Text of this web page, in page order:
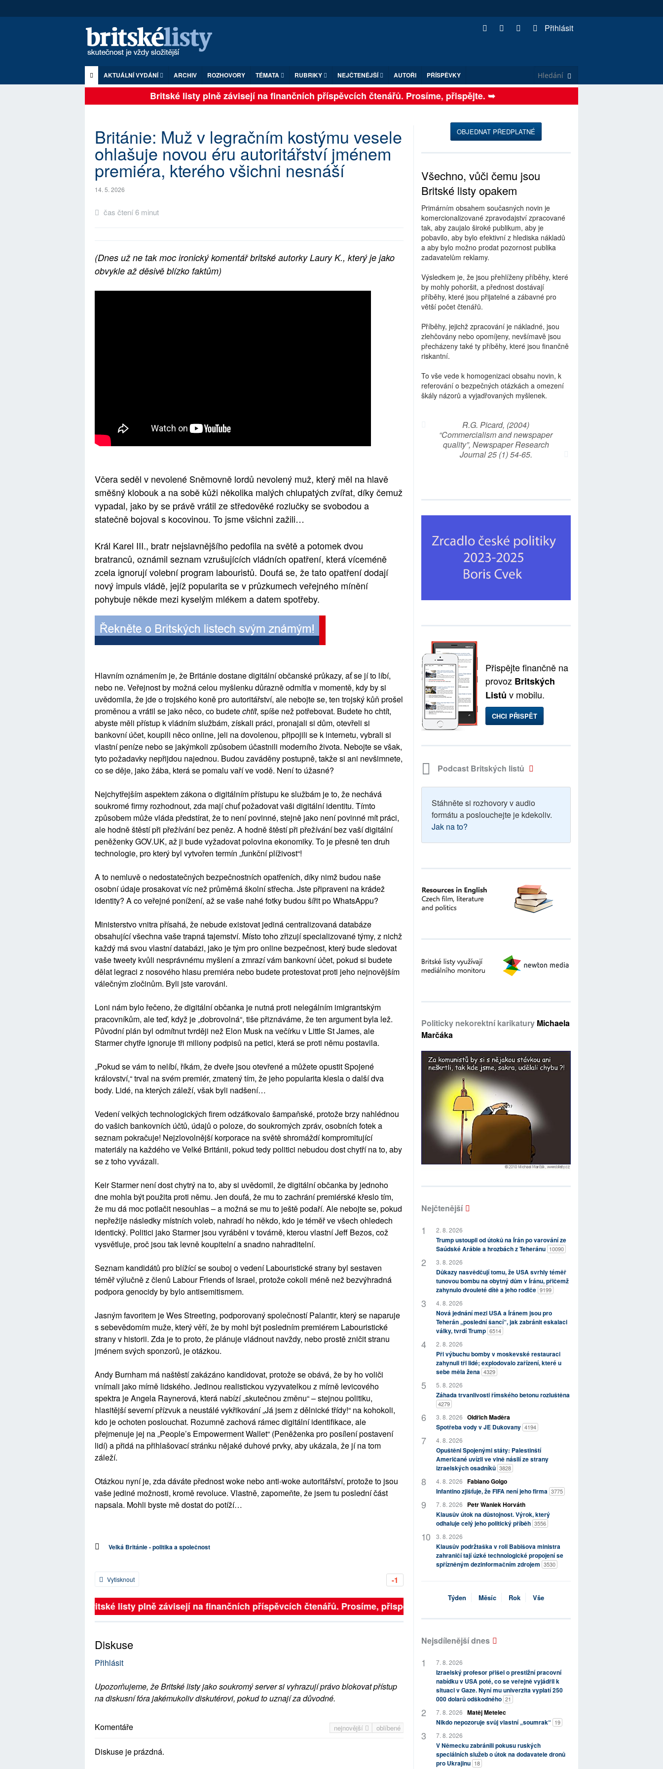
Přihlásit
AKTUÁLNÍ VYDÁNÍ ARCHIV ROZHOVORY TÉMATA RUBRIKY NEJČTENĚJŠÍ AUTOŘI PŘÍSPĚVKY
Britské listy plně závisejí na finančních příspěvcích čtenářů. Prosíme, přispějte. ➥
Británie: Muž v legračním kostýmu vesele
ohlašuje novou éru autoritářství jménem
premiéra, kterého všichni nesnáší
14. 5. 2026
čas čtení 6 minut
(Dnes už ne tak moc ironický komentář britské autorky Laury K., který je jako
obvykle až děsivě blízko faktům)
Včera seděl v nevolené Sněmovně lordů nevolený muž, který měl na hlavě
směšný klobouk a na sobě kůži několika malých chlupatých zvířat, díky čemuž
vypadal, jako by se právě vrátil ze středověké rozlučky se svobodou a
statečně bojoval s kocovinou. To jsme všichni zažili…
Král Karel III., bratr nejslavnějšího pedofila na světě a potomek dvou
bratranců, oznámil seznam vzrušujících vládních opatření, která víceméně
zcela ignorují volební program labouristů. Doufá se, že tato opatření dodají
nový impuls vládě, jejíž popularita se v průzkumech veřejného mínění
pohybuje někde mezi kyselým mlékem a datem spotřeby.
Hlavním oznámením je, že Británie dostane digitální občanské průkazy, ať se jí to líbí,
nebo ne. Veřejnost by možná celou myšlenku důrazně odmítla v momentě, kdy by si
uvědomila, že jde o trojského koně pro autoritářství, ale nebojte se, ten trojský kůň prošel
proměnou a vrátil se jako něco, co budetechtít, spíše než potřebovat. Budete ho chtít,
abyste měli přístup k vládním službám, získali práci, pronajali si dům, otevřeli si
bankovní účet, koupili něco online, jeli na dovolenou, připojili se k internetu, vybrali si
vlastní peníze nebo se jakýmkoli způsobem účastnili moderního života. Nebojte se však,
tyto požadavky nepřijdou najednou. Budou zaváděny postupně, takže si ani nevšimnete,
co se děje, jako žába, která se pomalu vaří ve vodě. Není to úžasné?
Nejchytřejším aspektem zákona o digitálním přístupu ke službám je to, že nechává
soukromé firmy rozhodnout, zda mají chuť požadovat vaši digitální identitu. Tímto
způsobem může vláda předstírat, že to není povinné, stejně jako není povinné mít práci,
ale hodně štěstí při přežívání bez peněz. A hodně štěstí při přežívání bez vaší digitální
peněženky GOV.UK, až ji bude vyžadovat polovina ekonomiky. To je přesně ten druh
technologie, pro který byl vytvořen termín „funkční plíživost“!
A to nemluvě o nedostatečných bezpečnostních opatřeních, díky nimž budou naše
osobní údaje prosakovat víc než průměrná školní střecha. Jste připraveni na krádež
identity? A co veřejné ponížení, až se vaše nahé fotky budou šířit po WhatsAppu?
Ministerstvo vnitra přísahá, že nebude existovat jediná centralizovaná databáze
obsahující všechna vaše trapná tajemství. Místo toho zřizují specializované týmy, z nichž
každý má svou vlastní databázi, jako je tým pro online bezpečnost, který bude sledovat
vaše tweety kvůli nesprávnému myšlení a zmrazí vám bankovní účet, pokud si budete
dělat legraci z nosového hlasu premiéra nebo budete protestovat proti jeho nejnovějším
válečným zločinům. Byli jste varováni.
Loni nám bylo řečeno, že digitální občanka je nutná proti nelegálním imigrantským
pracovníkům, ale teď, když je „dobrovolná“, tiše přiznáváme, že ten argument byla lež.
Původní plán byl odmítnut tvrději než Elon Musk na večírku v Little St James, ale
Starmer chytře ignoruje tři miliony podpisů na petici, která se proti němu postavila.
„Pokud se vám to nelíbí, říkám, že dveře jsou otevřené a můžete opustit Spojené
království,“ trval na svém premiér, zmatený tím, že jeho popularita klesla o další dva
body. Lidé, na kterých záleží, však byli nadšení…
Vedení velkých technologických firem odzátkovalo šampaňské, protože brzy nahlédnou
do vašich bankovních účtů, údajů o poloze, do soukromých zpráv, osobních fotek a
seznam pokračuje! Nejzlovolnější korporace na světě shromáždí kompromitující
materiály na každého ve Velké Británii, pokud tedy politici nebudou dost chytří na to, aby
se z toho vyvázali.
Keir Starmer není dost chytrý na to, aby si uvědomil, že digitální občanka by jednoho
dne mohla být použita proti němu. Jen doufá, že mu to zachrání premiérské křeslo tím,
že mu dá moc potlačit nesouhlas – a možná se mu to ještě podaří. Ale nebojte se, pokud
nepřežije následky místních voleb, nahradí ho někdo, kdo je téměř ve všech ohledech
identický. Politici jako Starmer jsou vyráběni v továrně, kterou vlastní Jeff Bezos, což
vysvětluje, proč jsou tak levně koupitelní a snadno nahraditelní.
Seznam kandidátů pro blížící se souboj o vedení Labouristické strany byl sestaven
téměř výlučně z členů Labour Friends of Israel, protože cokoli méně než bezvýhradná
podpora genocidy by bylo antisemitismem.
Jasným favoritem je Wes Streeting, podporovaný společností Palantir, který se naparuje
s sebevědomím muže, který věří, že by mohl být posledním premiérem Labouristické
strany v historii. Zda je to proto, že plánuje vládnout navždy, nebo prostě zničit stranu
jménem svých sponzorů, je otázkou.
Andy Burnham má naštěstí zakázáno kandidovat, protože se obává, že by ho voliči
vnímali jako mírně lidského. Jedinou realistickou vyzyvatelkou z mírně levicového
spektra je Angela Raynerová, která nabízí „skutečnou změnu“ – stejnou politiku,
hlasitější severní přízvuk a neustálé vykřikování „Já jsem z dělnické třídy!“ na kohokoli,
kdo je ochoten poslouchat. Rozumně zachová rámec digitální identifikace, ale
přejmenuje jej na „People’s Empowerment Wallet“ (Peněženka pro posílení postavení
lidí) a přidá na přihlašovací stránku nějaké duhové prvky, aby ukázala, že jí na tom
záleží.
Otázkou nyní je, zda dáváte přednost woke nebo anti-woke autoritářství, protože to jsou
vaše jediné možnosti, kromě revoluce. Vlastně, zapomeňte, že jsem tu poslední část
napsala. Mohli byste mě dostat do potíží…
Velká Británie - politika a společnost
-1
Vytisknout
Britské listy plně závisejí na finančních příspěvcích čtenářů. Prosíme, přispějte. ➥
Diskuse
Přihlásit
Upozorňujeme, že Britské listy jako soukromý server si vyhrazují právo blokovat přístup
na diskusní fóra jakémukoliv diskutérovi, pokud to uznají za důvodné.
nejnovější oblíbené
Komentáře
Diskuse je prázdná.
OBJEDNAT PŘEDPLATNÉ
Všechno, vůči čemu jsou
Britské listy opakem
Primárním obsahem současných novin je
komercionalizované zpravodajství zpracované
tak, aby zaujalo široké publikum, aby je
pobavilo, aby bylo efektivní z hlediska nákladů
a aby bylo možno prodat pozornost publika
zadavatelům reklamy.
Výsledkem je, že jsou přehlíženy příběhy, které
by mohly pohoršit, a přednost dostávají
příběhy, které jsou přijatelné a zábavné pro
větší počet čtenářů.
Příběhy, jejichž zpracování je nákladné, jsou
zlehčovány nebo opomíjeny, nevšímavě jsou
přecházeny také ty příběhy, které jsou finančně
riskantní.
To vše vede k homogenizaci obsahu novin, k
referování o bezpečných otázkách a omezení
škály názorů a vyjadřovaných myšlenek.
R.G. Picard, (2004)
“Commercialism and newspaper
quality”, Newspaper Research
Journal 25 (1) 54-65.
Přispějte finančně na
provoz Britských
Listů v mobilu.
CHCI PŘISPĚT
Podcast Britských listů
Stáhněte si rozhovory v audio
formátu a poslouchejte je kdekoliv.
Jak na to?
Politicky nekorektní karikatury Michaela
Marčáka
Nejčtenější
2. 8. 2026
Trump ustoupil od útoků na Írán po varování ze
Saúdské Arábie a hrozbách z Teheránu 10090
3. 8. 2026
Důkazy nasvědčují tomu, že USA svrhly téměř
tunovou bombu na obytný dům v Íránu, přičemž
zahynulo dvouleté dítě a jeho rodiče 9199
4. 8. 2026
Nová jednání mezi USA a Íránem jsou pro
Teherán „poslední šancí“, jak zabránit eskalaci
války, tvrdí Trump 6514
2. 8. 2026
Při výbuchu bomby v moskevské restauraci
zahynuli tři lidé; explodovalo zařízení, které u
sebe měla žena 4329
5. 8. 2026
Záhada trvanlivosti římského betonu rozluštěna
4279
3. 8. 2026 Oldřich Maděra
Spotřeba vody v JE Dukovany 4194
4. 8. 2026
Opuštěni Spojenými státy: Palestinští
Američané uvízli ve vlně násilí ze strany
izraelských osadníků 3828
4. 8. 2026 Fabiano Golgo
Infantino zjišťuje, že FIFA není jeho firma 3775
7. 8. 2026
Petr Waniek Horváth
Klausův útok na důstojnost. Výrok, který
odhaluje celý jeho politický příběh 3556
3. 8. 2026
Klausův podržtaška v roli Babišova ministra
zahraničí tají úzké technologické propojení se
spřízněným dezinformačním zdrojem 3530
Týden Měsíc Rok Vše
Nejsdílenější dnes
7. 8. 2026
Izraelský profesor přišel o prestižní pracovní
nabídku v USA poté, co se veřejně vyjádřil k
situaci v Gaze. Nyní mu univerzita vyplatí 250
000 dolarů odškodného 21
7. 8. 2026 Matěj Metelec
Nikdo nepozoruje svůj vlastní „soumrak“ 19
7. 8. 2026
V Německu zabránili pokusu ruských
speciálních služeb o útok na dodavatele dronů
pro Ukrajinu 18